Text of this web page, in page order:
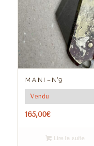
M A N I – N°9
Vendu
165,00€
Lire la suite